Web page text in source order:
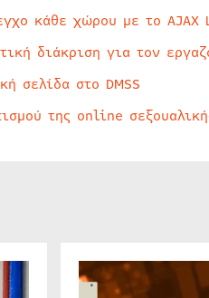
κάθε χώρου με το
διάκριση για τον
σελίδα στο DMSS
της online